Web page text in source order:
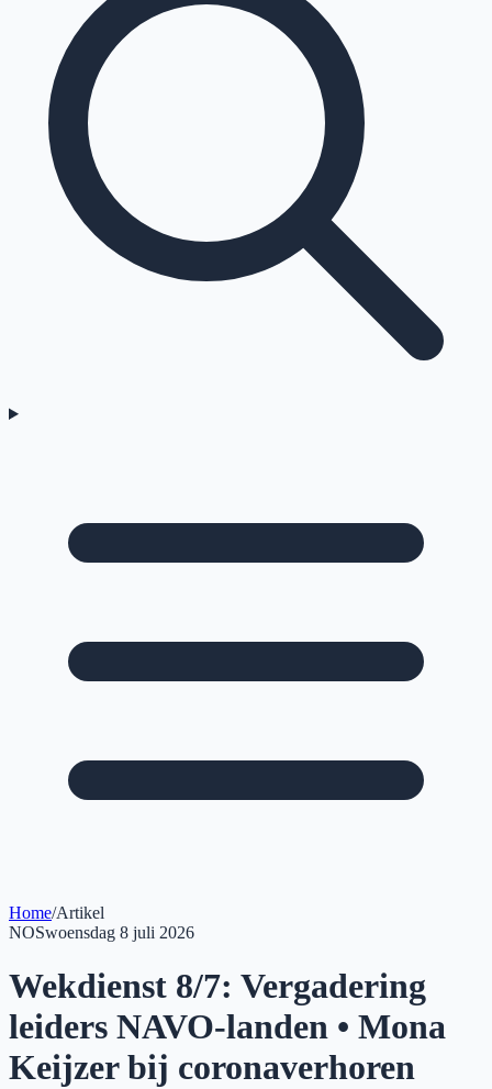
Home/Artikel
NOSwoensdag 8 juli 2026
Wekdienst 8/7: Vergadering
leiders NAVO-landen • Mona
Keijzer bij coronaverhoren